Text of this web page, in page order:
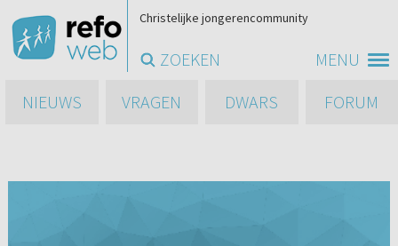
MENU
Christelijke jongerencommunity
ZOEKEN
NIEUWS
VRAGEN DWARS FORUM